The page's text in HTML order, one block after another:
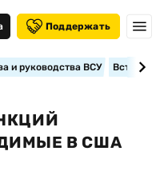
Поддержать
и руководства ВСУ
В США